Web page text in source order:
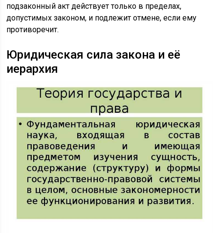
подзаконный акт действует только в пределах,
допустимых законом, и подлежит отмене, если ему
противоречит.
Юридическая сила закона и её
иерархия